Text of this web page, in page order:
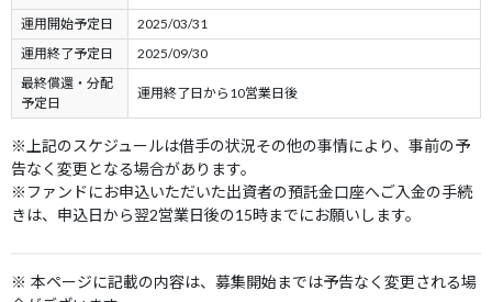
運用開始予定日
2025/03/31
運用終了予定日
2025/09/30
最終償還・分配
予定日
運用終了日から10営業日後
※上記のスケジュールは借手の状況その他の事情により、事前の予
告なく変更となる場合があります。
※ファンドにお申込いただいた出資者の預託金口座へご入金の手続
きは、申込日から翌2営業日後の15時までにお願いします。
※ 本ページに記載の内容は、募集開始までは予告なく変更される場